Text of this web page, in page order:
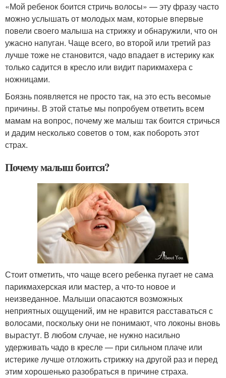
«Мой ребенок боится стричь волосы» — эту фразу часто
можно услышать от молодых мам, которые впервые
повели своего малыша на стрижку и обнаружили, что он
ужасно напуган. Чаще всего, во второй или третий раз
лучше тоже не становится, чадо впадает в истерику как
только садится в кресло или видит парикмахера с
ножницами.
Боязнь появляется не просто так, на это есть весомые
причины. В этой статье мы попробуем ответить всем
мамам на вопрос, почему же малыш так боится стричься
и дадим несколько советов о том, как побороть этот
страх.
Почему малыш боится?
Стоит отметить, что чаще всего ребенка пугает не сама
парикмахерская или мастер, а что-то новое и
неизведанное. Малыши опасаются возможных
неприятных ощущений, им не нравится расставаться с
волосами, поскольку они не понимают, что локоны вновь
вырастут. В любом случае, не нужно насильно
удерживать чадо в кресле — при сильном плаче или
истерике лучше отложить стрижку на другой раз и перед
этим хорошенько разобраться в причине страха.